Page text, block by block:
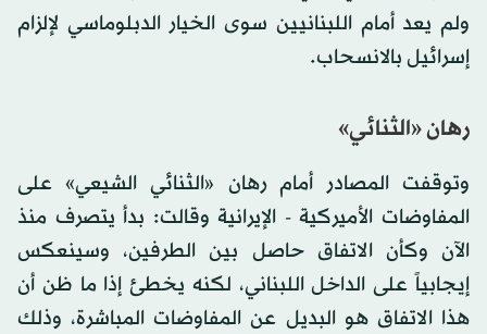
ولم يعد أمام اللبنانيين سوى الخيار الدبلوماسي لإلزام
إسرائيل بالانسحاب.
رهان «الثنائي»
وتوقفت المصادر أمام رهان «الثنائي الشيعي» على
المفاوضات الأميركية - الإيرانية وقالت: بدأ يتصرف منذ
الآن وكأن الاتفاق حاصل بين الطرفين، وسينعكس
إيجابياً على الداخل اللبناني، لكنه يخطئ إذا ما ظن أن
هذا الاتفاق هو البديل عن المفاوضات المباشرة، وذلك